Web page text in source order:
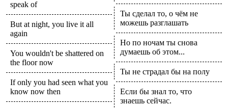
speak of
But at night, you live it all
again
You wouldn't be shattered on
the floor now
If only you had seen what you
know now then
Ты сделал то, о чём не
можешь разглашать
Но по ночам ты снова
думаешь об этом...
Ты не страдал бы на полу
Если бы знал то, что
знаешь сейчас.